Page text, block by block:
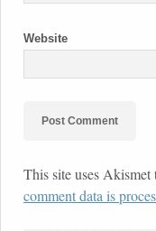
Website
This site uses Akismet
comment data is